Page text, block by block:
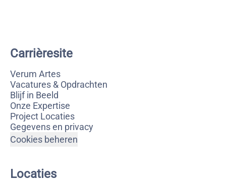
Carrièresite
Verum Artes
Vacatures & Opdrachten
Blijf in Beeld
Onze Expertise
Project Locaties
Gegevens en privacy
Cookies beheren
Locaties